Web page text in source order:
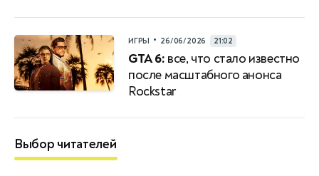
ИГРЫ • 26/06/2026 21:02
GTA 6: все, что стало известно
после масштабного анонса
Rockstar
Выбор читателей